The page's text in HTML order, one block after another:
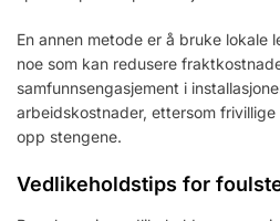
En annen metode er å bruke lokale
noe som kan redusere
samfunnsengasjement i
arbeidskostnader, ettersom
opp stengene.
Vedlikeholdstips for